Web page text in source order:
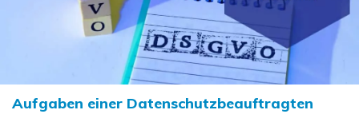
Aufgaben einer Datenschutzbeauftragten